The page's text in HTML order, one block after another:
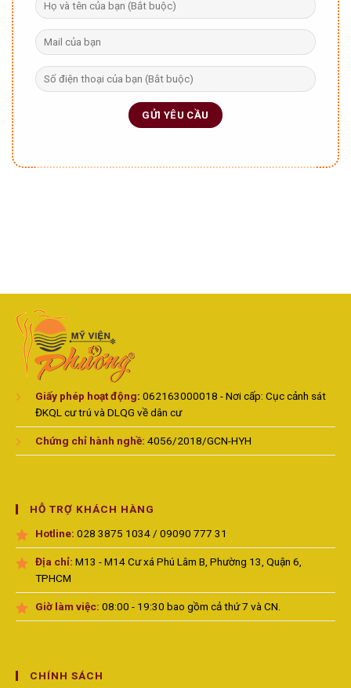
Giấy phép hoạt động: 062163000018 - Nơi cấp: Cục cảnh sát
ĐKQL cư trú và DLQG về dân cư
Chứng chỉ hành nghề: 4056/2018/GCN-HYH
HỖ TRỢ KHÁCH HÀNG
Hotline: 028 3875 1034 / 09090 777 31
Địa chỉ: M13 - M14 Cư xá Phú Lâm B, Phường 13, Quận 6,
TPHCM
Giờ làm việc: 08:00 - 19:30 bao gồm cả thứ 7 và CN.
CHÍNH SÁCH